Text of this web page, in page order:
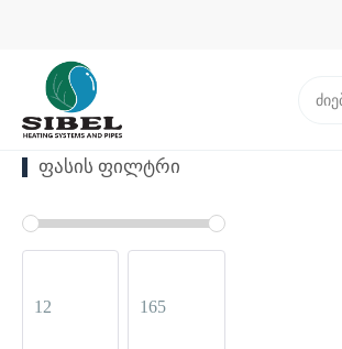
ᲤᲐᲡᲘᲡ ᲤᲘᲚᲢᲠᲘ